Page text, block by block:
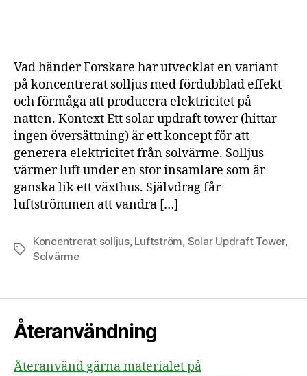
i
samma
konstruktion!
Vad händer Forskare har utvecklat en variant
på koncentrerat solljus med fördubblad effekt
och förmåga att producera elektricitet på
natten. Kontext Ett solar updraft tower (hittar
ingen översättning) är ett koncept för att
generera elektricitet från solvärme. Solljus
värmer luft under en stor insamlare som är
ganska lik ett växthus. Självdrag får
luftströmmen att vandra […]
Etiketter
Koncentrerat solljus, Luftström Solar Updraft Tower,
Solvärme
Återanvändning
Återanvänd gärna materialet på